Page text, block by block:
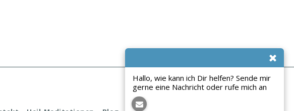
Hallo, wie kann ich Dir helfen? Sende mir
gerne eine Nachricht oder rufe mich an